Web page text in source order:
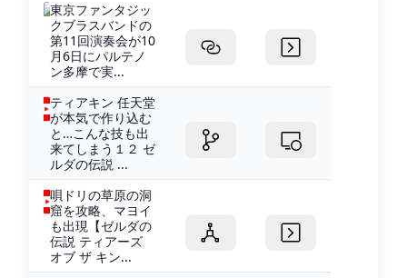
東京ファンタジッ
クブラスバンドの
第11回演奏会が10
月6日にパルテノ
ン多摩で実...
ティアキン 任天堂
が本気で作り込む
と…こんな技も出
来てしまう１２ ゼ
ルダの伝説 ...
唄ドリの草原の洞
窟を攻略、マヨイ
も出現【ゼルダの
伝説 ティアーズ
オブ ザ キン...